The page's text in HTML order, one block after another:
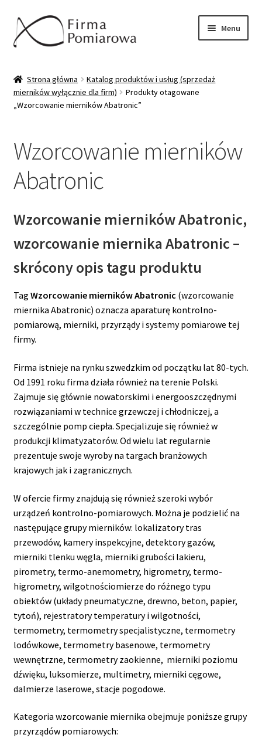
Przejdź
do
nawigacji
Przejdź
do
treści
Menu
Katalog produktów/usług
Sprzedaż mierników
Pytania/odpowiedzi
Moje konto
Kontakt/wysyłka
Strona główna
Katalog produktów i usług (sprzedaż
mierników wyłącznie dla firm)
Produkty otagowane
„Wzorcowanie mierników Abatronic”
Wzorcowanie mierników
Abatronic
Wzorcowanie mierników Abatronic,
wzorcowanie miernika Abatronic –
skrócony opis tagu produktu
Tag Wzorcowanie mierników Abatronic (wzorcowanie
miernika Abatronic) oznacza aparaturę kontrolno-
pomiarową, mierniki, przyrządy i systemy pomiarowe tej
firmy.
Firma istnieje na rynku szwedzkim od początku lat 80-tych.
Od 1991 roku firma działa również na terenie Polski.
Zajmuje się głównie nowatorskimi i energooszczędnymi
rozwiązaniami w technice grzewczej i chłodniczej, a
szczególnie pomp ciepła. Specjalizuje się również w
produkcji klimatyzatorów. Od wielu lat regularnie
prezentuje swoje wyroby na targach branżowych
krajowych jak i zagranicznych.
W ofercie firmy znajdują się również szeroki wybór
urządzeń kontrolno-pomiarowych. Można je podzielić na
następujące grupy mierników: lokalizatory tras
przewodów, kamery inspekcyjne, detektory gazów,
mierniki tlenku węgla, mierniki grubości lakieru,
pirometry, termo-anemometry, higrometry, termo-
higrometry, wilgotnościomierze do różnego typu
obiektów (układy pneumatyczne, drewno, beton, papier,
tytoń), rejestratory temperatury i wilgotności,
termometry, termometry specjalistyczne, termometry
lodówkowe, termometry basenowe, termometry
wewnętrzne, termometry zaokienne, mierniki poziomu
dźwięku, luksomierze, multimetry, mierniki cęgowe,
dalmierze laserowe, stacje pogodowe.
Kategoria wzorcowanie miernika obejmuje poniższe grupy
przyrządów pomiarowych: